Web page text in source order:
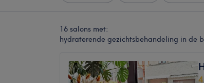
16 salons met:
hydraterende gezichtsbehandeling in de